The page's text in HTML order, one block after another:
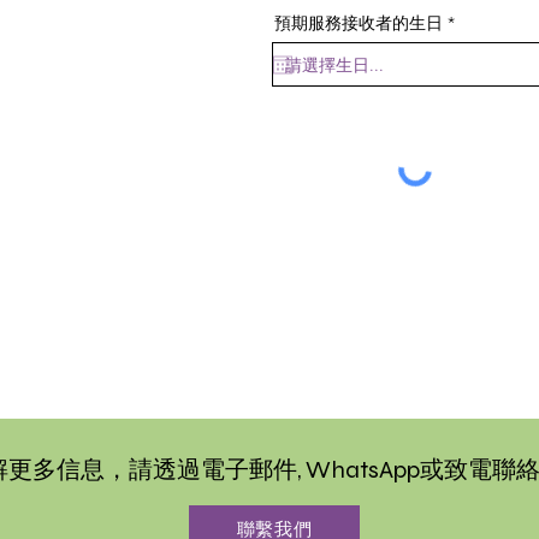
預期服務接收者的生日 *r
e
i
更多信息，請透過電子郵件, WhatsApp或致電聯絡
聯繫我們